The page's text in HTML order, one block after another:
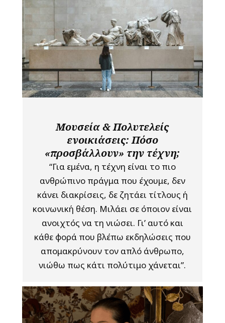
Μουσεία & Πολυτελείς
ενοικιάσεις: Πόσο
«προσβάλλουν» την τέχνη;
“Για εμένα, η τέχνη είναι το πιο
ανθρώπινο πράγμα που έχουμε, δεν
κάνει διακρίσεις, δε ζητάει τίτλους ή
κοινωνική θέση. Μιλάει σε όποιον είναι
ανοιχτός να τη νιώσει. Γι’ αυτό και
κάθε φορά που βλέπω εκδηλώσεις που
απομακρύνουν τον απλό άνθρωπο,
νιώθω πως κάτι πολύτιμο χάνεται”.